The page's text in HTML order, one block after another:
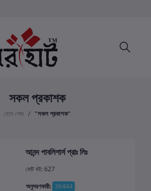
সকল প্রকাশক
হোম পেজ "সকল প্রকাশক"
আনন্দ পাবলিশার্স প্রাঃ লিঃ
মোট বই: 627
অনুসরণকারী: 36444